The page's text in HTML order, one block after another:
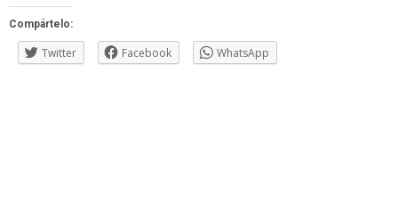
Compártelo:
Twitter Facebook WhatsApp